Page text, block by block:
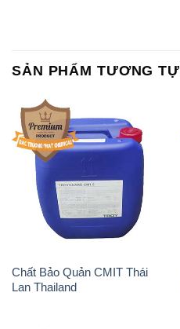
SẢN PHẨM TƯƠNG TỰ
Chất Bảo Quản CMIT Thái
Lan Thailand